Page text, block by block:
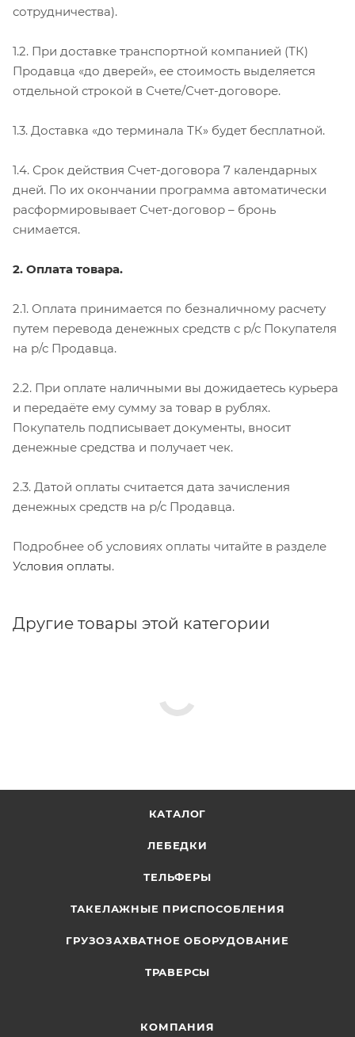
сотрудничества).
1.2. При доставке транспортной компанией (ТК)
Продавца «до дверей», ее стоимость выделяется
отдельной строкой в Счете/Счет-договоре.
1.3. Доставка «до терминала ТК» будет бесплатной.
1.4. Срок действия Счет-договора 7 календарных
дней. По их окончании программа автоматически
расформировывает Счет-договор – бронь
снимается.
2. Оплата товара.
2.1. Оплата принимается по безналичному расчету
путем перевода денежных средств с р/с Покупателя
на р/с Продавца.
2.2. При оплате наличными вы дожидаетесь курьера
и передаёте ему сумму за товар в рублях.
Покупатель подписывает документы, вносит
денежные средства и получает чек.
2.3. Датой оплаты считается дата зачисления
денежных средств на р/с Продавца.
Подробнее об условиях оплаты читайте в разделе
Условия оплаты.
Другие товары этой категории
КАТАЛОГ
ЛЕБЕДКИ
ТЕЛЬФЕРЫ
ТАКЕЛАЖНЫЕ ПРИСПОСОБЛЕНИЯ
ГРУЗОЗАХВАТНОЕ ОБОРУДОВАНИЕ
ТРАВЕРСЫ
КОМПАНИЯ